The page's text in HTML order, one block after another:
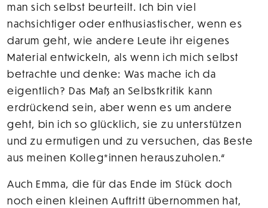
man sich selbst beurteilt. Ich bin viel
nachsichtiger oder enthusiastischer, wenn es
darum geht, wie andere Leute ihr eigenes
Material entwickeln, als wenn ich mich selbst
betrachte und denke: Was mache ich da
eigentlich? Das Maß an Selbstkritik kann
erdrückend sein, aber wenn es um andere
geht, bin ich so glücklich, sie zu unterstützen
und zu ermutigen und zu versuchen, das Beste
aus meinen Kolleg*innen herauszuholen.“
Auch Emma, die für das Ende im Stück doch
noch einen kleinen Auftritt übernommen hat,